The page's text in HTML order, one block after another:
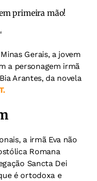
primeira mão!
Gerais, a jovem
a personagem irmã
Arantes, da novela
a irmã Eva não
Romana
Sancta Dei
é ortodoxa e